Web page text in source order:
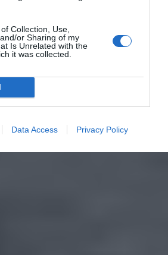
Collection, Use,
or Sharing of my
Is Unrelated with the
it was collected.
Data Access Privacy Policy